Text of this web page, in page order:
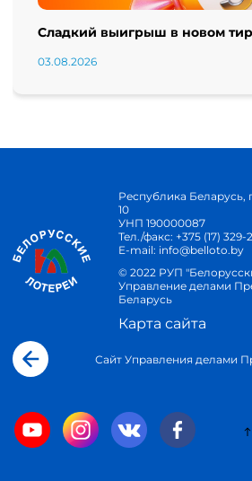
Сладкий выигрыш в новом
03.08.2026
Республика Беларусь,
10
УНП 190000087
Тел./факс: +375 (17) 329-
E-mail: info@belloto.by
© 2022 РУП
Управление делами
Беларусь
Карта сайта
Сайт Управления делами